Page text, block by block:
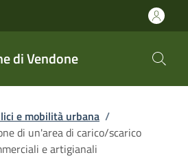
di Vendone
e mobilità urbana /
di un'area di carico/scarico
e artigianali